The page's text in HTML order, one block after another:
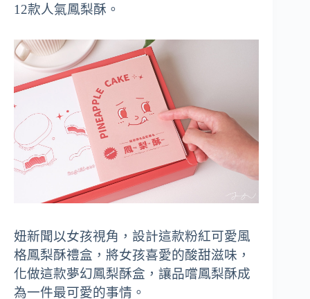
12款人氣鳳梨酥。
妞新聞以女孩視角，設計這款粉紅可愛風
格鳳梨酥禮盒，將女孩喜愛的酸甜滋味，
化做這款夢幻鳳梨酥盒，讓品嚐鳳梨酥成
為一件最可愛的事情。